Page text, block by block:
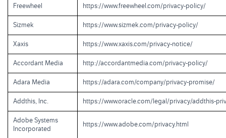
Freewheel https://www.freewheel.com/privacy-policy/
Sizmek https://www.sizmek.com/privacy-policy/
Xaxis https://www.xaxis.com/privacy-notice/
Accordant Media http://accordantmedia.com/privacy-policy/
Adara Media https://adara.com/company/privacy-promise/
Addthis, Inc. https://www.oracle.com/legal/privacy/addthis-
Adobe Systems
Incorporated
https://www.adobe.com/privacy.html